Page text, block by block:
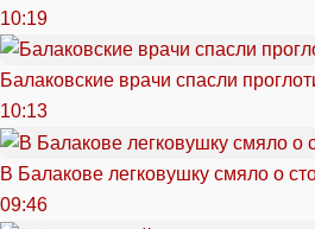
10:19
Балаковские врачи спасли
10:13
В Балакове легковушку смяло о
09:46